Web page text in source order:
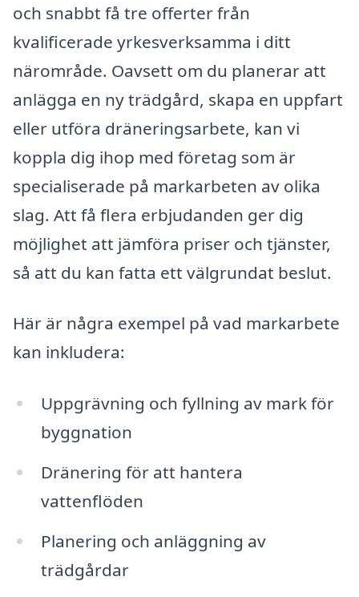
och snabbt få tre offerter från
kvalificerade yrkesverksamma i ditt
närområde. Oavsett om du planerar att
anlägga en ny trädgård, skapa en uppfart
eller utföra dräneringsarbete, kan vi
koppla dig ihop med företag som är
specialiserade på markarbeten av olika
slag. Att få flera erbjudanden ger dig
möjlighet att jämföra priser och tjänster,
så att du kan fatta ett välgrundat beslut.
Här är några exempel på vad markarbete
kan inkludera:
Uppgrävning och fyllning av mark för
byggnation
Dränering för att hantera
vattenflöden
Planering och anläggning av
trädgårdar